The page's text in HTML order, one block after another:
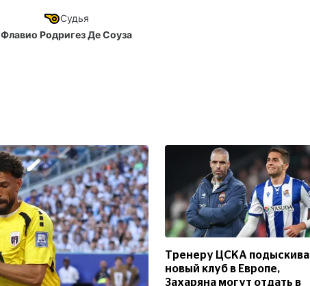
Судья
Флавио Родригез Де Соуза
Тренеру ЦСКА
новый клуб в Европе,
Захаряна могут отдать в